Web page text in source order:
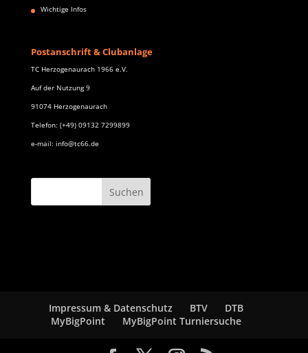
Wichtige Infos
Postanschrift & Clubanlage
TC Herzogenaurach 1966 e.V.
Auf der Nutzung 9
91074 Herzogenaurach
Telefon: (+49) 09132 7299899
e-mail: info@tc66.de
Impressum & Datenschutz BTV
DTB
MyBigPoint
MyBigPoint Turniersuche